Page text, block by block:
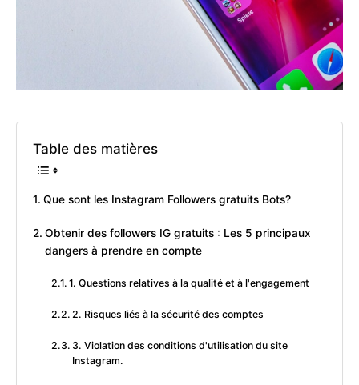
Table des matières
Que sont les Instagram Followers gratuits Bots?
Obtenir des followers IG gratuits : Les 5 principaux
dangers à prendre en compte
1. Questions relatives à la qualité et à l'engagement
2. Risques liés à la sécurité des comptes
3. Violation des conditions d'utilisation du site
Instagram.